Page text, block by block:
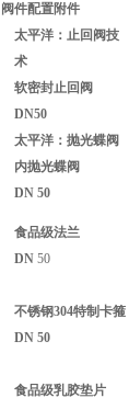
阀件配置附件
太平洋 ：止回阀技
术
软密封止回阀
DN50
太平洋 ：抛光蝶阀
内抛光蝶阀
DN 50
食品级法兰
DN 50
不锈钢304特制卡箍
DN 50
食品级乳胶垫片